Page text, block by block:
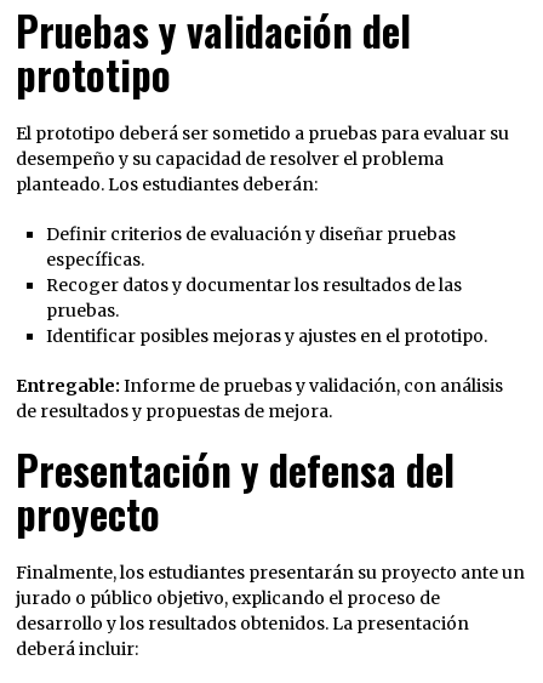
Pruebas y validación del
prototipo
El prototipo deberá ser sometido a pruebas para evaluar su
desempeño y su capacidad de resolver el problema
planteado. Los estudiantes deberán:
Definir criterios de evaluación y diseñar pruebas
específicas.
Recoger datos y documentar los resultados de las
pruebas.
Identificar posibles mejoras y ajustes en el prototipo.
Entregable: Informe de pruebas y validación, con análisis
de resultados y propuestas de mejora.
Presentación y defensa del
proyecto
Finalmente, los estudiantes presentarán su proyecto ante un
jurado o público objetivo, explicando el proceso de
desarrollo y los resultados obtenidos. La presentación
deberá incluir: